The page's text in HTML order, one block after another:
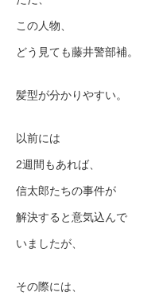
この人物、
どう見ても藤井警部補。
髪型が分かりやすい。
以前には
2週間もあれば、
信太郎たちの事件が
解決すると意気込んで
いましたが、
その際には、